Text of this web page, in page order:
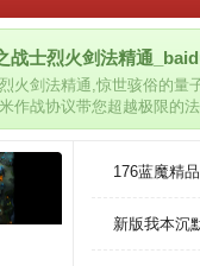
战士烈火剑法精通
火剑法精通,惊世骇俗的量
作战协议带您超越极限的
风暴季发动数据战争
176蓝魔精
新版我本沉